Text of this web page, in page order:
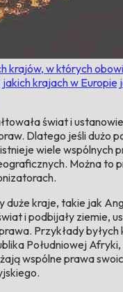
krajów, w których
jakich krajach w Europie
świat i
Dlatego jeśli dużo
wiele wspólnych
Można to
duże kraje, takie jak
i podbijały ziemie,
Przykłady
Południowej
wspólne prawa